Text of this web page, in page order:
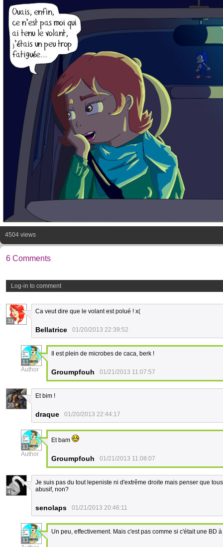
4504 views
6 Comments
Log-in to comment
33
Ca veut dire que le volant est polué ! x(
Bellatrice 01/20/2013 22:39:52
13
Author
Il est plein de microbes de caca, berk !
Groumpfouh 01/21/2013 11:07:57
20
Et bim !
draque 01/20/2013 22:44:17
13
Author
Et bam
Groumpfouh 01/21/2013 11:08:07
4
Je suis pas du tout lepeniste ni d'extrême droite mais penser que
abusif, non?
senolaps 01/21/2013 20:46:11
13
Un peu, effectivement. Mais c'est pas comme si c'était une BD